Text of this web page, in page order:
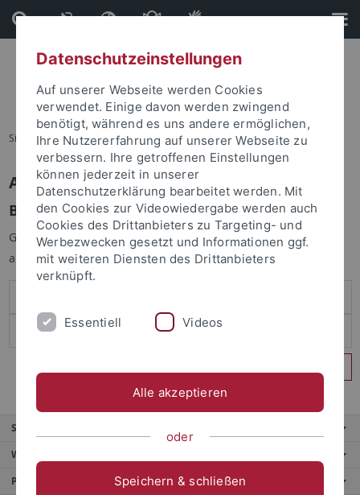
Direkt
zum
Inhalt
Direkt
zur
Fußleiste
Sie sind hier: Startseite
Anmelden
Benutzeranmeldung
Geben Sie Ihren Benutzernamen und Ihr Passwort an um sich
anzumelden:
Service
Weitere Angebote
Portale
Datenschutzeinstellungen
Auf unserer Webseite werden Cookies
verwendet. Einige davon werden zwingend
benötigt, während es uns andere ermöglichen,
Ihre Nutzererfahrung auf unserer Webseite zu
verbessern. Ihre getroffenen Einstellungen
können jederzeit in unserer
Datenschutzerklärung bearbeitet werden. Mit
den Cookies zur Videowiedergabe werden auch
Cookies des Drittanbieters zu Targeting- und
Werbezwecken gesetzt und Informationen ggf.
mit weiteren Diensten des Drittanbieters
verknüpft.
Essentiell Videos
Alle akzeptieren
oder
Speichern & schließen